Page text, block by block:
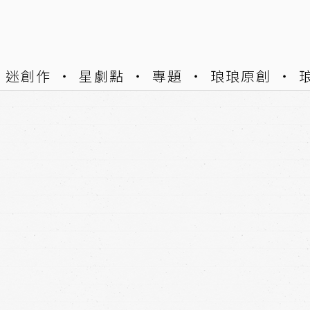
迷創作 星劇點 專題 琅琅原創